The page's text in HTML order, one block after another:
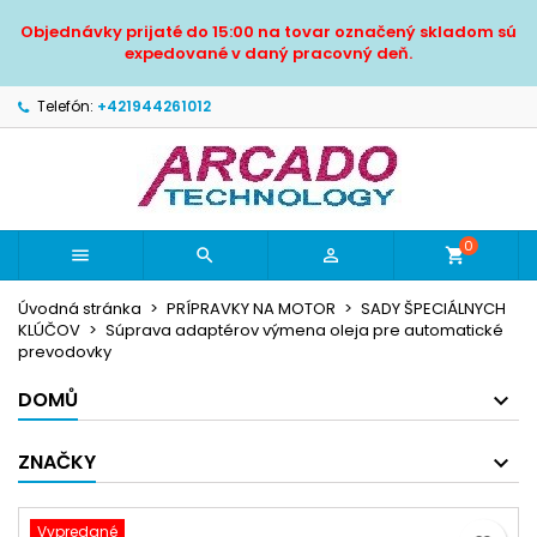
Objednávky prijaté do 15:00 na tovar označený skladom sú
expedované v daný pracovný deň.
Telefón: +421944261012
   shopping_cart0
Úvodná stránka PRÍPRAVKY NA MOTOR
SADY ŠPECIÁLNYCH
KLÚČOV
Súprava adaptérov výmena oleja pre automatické
prevodovky
DOMŮ
ZNAČKY
Vypredané
Pridať do obľúbených ×
add_circle_outline Vytvoriť nový zoznam
Vytvoriť zoznam želaní ×
Názov zoznamu želaní
Zrušiť Vytvoriť zoznam želaní
Prihlásiť sa ×
Musíte byť prihlásený, aby ste si mohli výrobky uložiť
do svojho zoznamu želaní.
Zrušiť Prihlásiť sa